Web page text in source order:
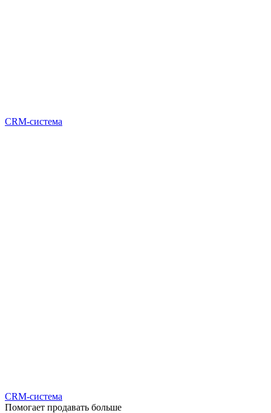
CRM-система
CRM-система
Помогает продавать больше